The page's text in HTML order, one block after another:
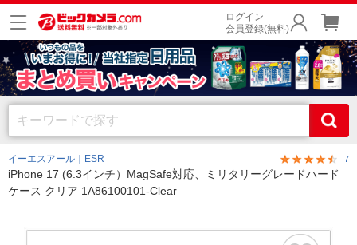
ログイン
会員登録(無料)
イーエスアール｜ESR 7
iPhone 17 (6.3インチ）MagSafe対応、ミリタリーグレードハード
ケース クリア 1A86100101-Clear